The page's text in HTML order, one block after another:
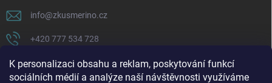
K personalizaci obsahu a reklam, poskytování funkcí
sociálních médií a analýze naší návštěvnosti využíváme
info@zkusmerino.cz
+420 777 534 728
https://www.facebook.com/zkusmerino/